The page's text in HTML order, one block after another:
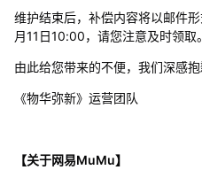
维护结束后，补偿内容将以邮件
月11日10:00，请您注意及时领取。
由此给您带来的不便，我们深感抱
《物华弥新》运营团队
【关于网易MuMu】